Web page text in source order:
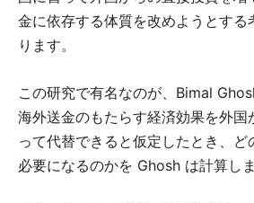
金に依存する体質を改めようとする
ります。
この研究で有名なのが、Bimal
海外送金のもたらす経済効果を外国
って代替できると仮定したとき、
必要になるのかを Ghosh は計算しま